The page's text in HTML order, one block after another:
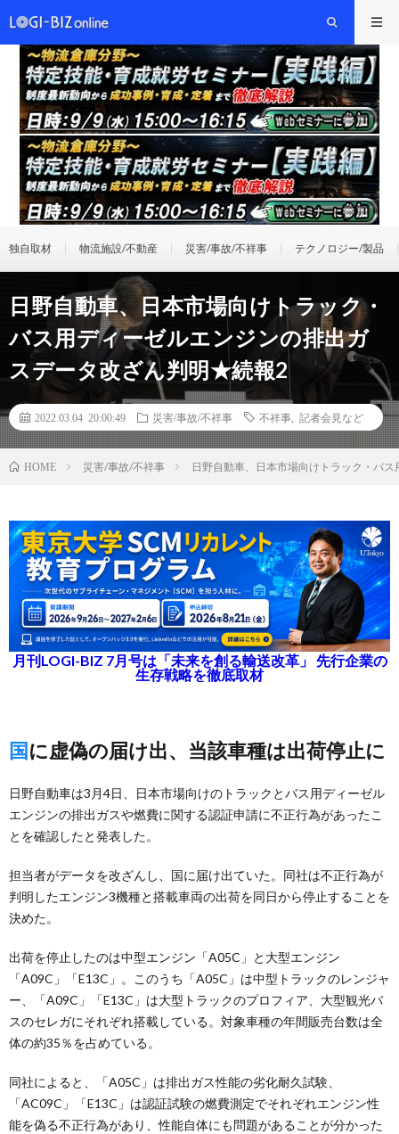
独自取材 物流施設/不動産 災害/事故/不祥事 テクノロジー/製品
日野自動車、日本市場向けトラック・
バス用ディーゼルエンジンの排出ガ
スデータ改ざん判明★続報2
2022.03.04 20:00:49 災害/事故/不祥事 不祥事 記者会見など
HOME 災害/事故/不祥事 日野自動車、日本市場向けトラック・バ
月刊LOGI-BIZ 7月号は「未来を創る輸送改革」 先行企業の
生存戦略を徹底取材
国に虚偽の届け出、当該車種は出荷停止に
日野自動車は3月4日、日本市場向けのトラックとバス用ディーゼル
エンジンの排出ガスや燃費に関する認証申請に不正行為があったこ
とを確認したと発表した。
担当者がデータを改ざんし、国に届け出ていた。同社は不正行為が
判明したエンジン3機種と搭載車両の出荷を同日から停止することを
決めた。
出荷を停止したのは中型エンジン「A05C」と大型エンジン
「A09C」「E13C」。このうち「A05C」は中型トラックのレンジャ
ー、「A09C」「E13C」は大型トラックのプロフィア、大型観光バ
スのセレガにそれぞれ搭載している。対象車種の年間販売台数は全
体の約35％を占めている。
同社によると、「A05C」は排出ガス性能の劣化耐久試験、
「AC09C」「E13C」は認証試験の燃費測定でそれぞれエンジン性
能を偽る不正行為があり、性能自体にも問題があることが分かった